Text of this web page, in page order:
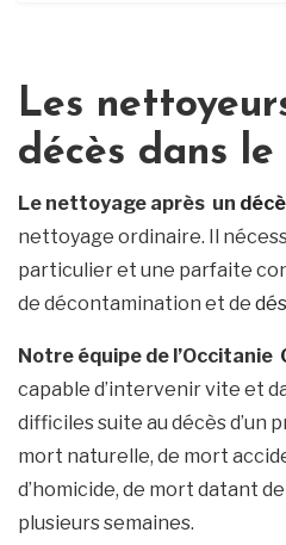
Les
décès dans
Le nettoyage après un
nettoyage ordinaire. Il
particulier et une parfaite
de décontamination et de
Notre équipe de l’Occitanie
capable d’intervenir vite et
difficiles suite au décès d’un
mort naturelle, de mort
d’homicide, de mort datant
plusieurs semaines.